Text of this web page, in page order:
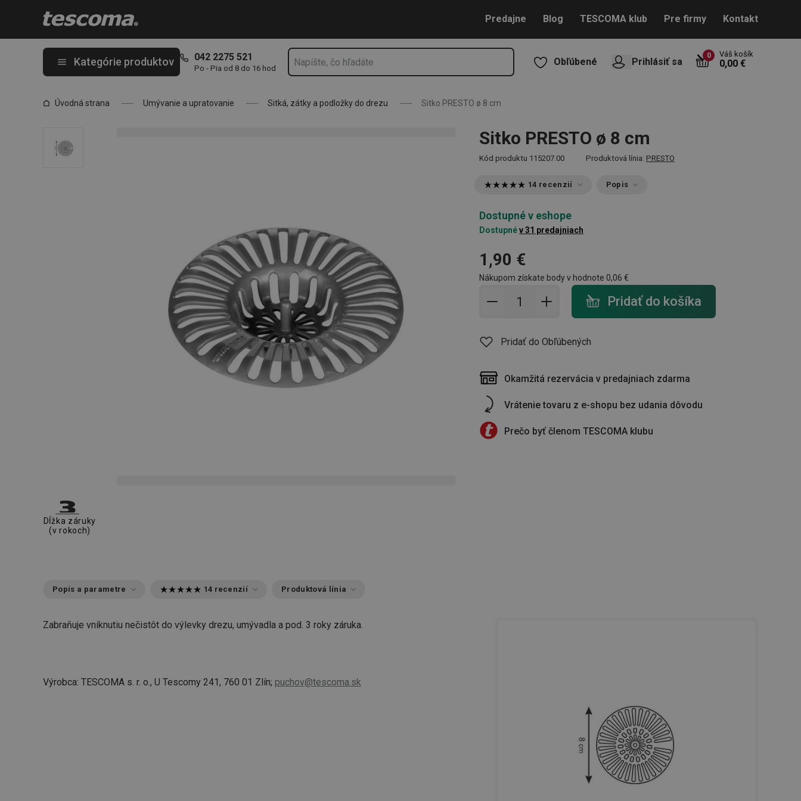
Predajne Blog TESCOMA klub Pre firmy Kontakt
Kategórie produktov 042 2275 521
Po - Pia od 8 do 16 hod
Obľúbené Prihlásiť sa
0 Váš košík
0,00 €
Úvodná strana Umývanie a upratovanie Sitká, zátky a podložky do drezu Sitko PRESTO ø 8 cm
Sitko PRESTO ø 8 cm
Kód produktu 115207.00 Produktová línia: PRESTO
14 recenzií Popis
Dostupné v eshope
Dostupnév 31 predajniach
1,90 €
Nákupom získate body v hodnote 0,06 €
Pridať do košíka - počet
Pridať do košíka
Pridať do Obľúbených
Okamžitá rezervácia v predajniach zdarma
Vrátenie tovaru z e-shopu bez udania dôvodu
Prečo byť členom TESCOMA klubu
Dĺžka záruky
(v rokoch)
Popis a parametre 14 recenzií Produktová línia
Zabraňuje vniknutiu nečistôt do výlevky drezu, umývadla a pod. 3 roky záruka.
Výrobca: TESCOMA s. r. o., U Tescomy 241, 760 01 Zlín; puchov@tescoma.sk